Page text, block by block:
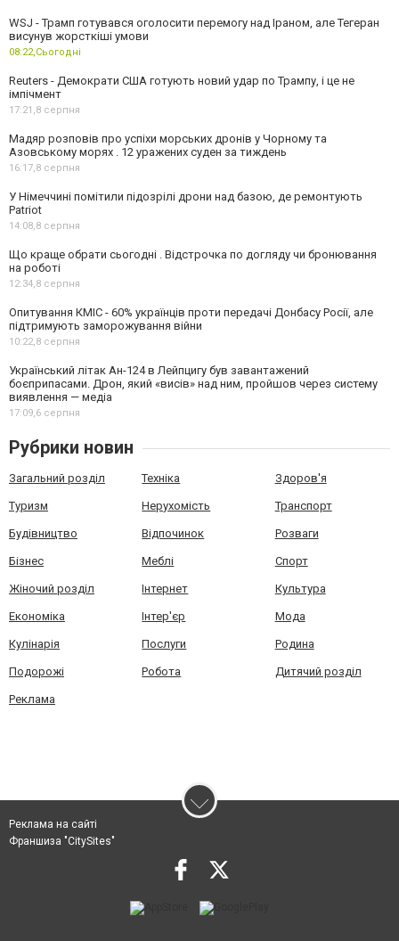
WSJ - Трамп готувався оголосити перемогу над Іраном, але Тегеран
висунув жорсткіші умови
08:22,Сьогодні
Reuters - Демократи США готують новий удар по Трампу, і це не
імпічмент
17:21,8 серпня
Мадяр розповів про успіхи морських дронів у Чорному та
Азовському морях . 12 уражених суден за тиждень
16:17,8 серпня
У Німеччині помітили підозрілі дрони над базою, де ремонтують
Patriot
14:08,8 серпня
Що краще обрати сьогодні . Відстрочка по догляду чи бронювання
на роботі
12:34,8 серпня
Опитування КМІС - 60% українців проти передачі Донбасу Росії, але
підтримують заморожування війни
10:22,8 серпня
Український літак Ан-124 в Лейпцигу був завантажений
боєприпасами. Дрон, який «висів» над ним, пройшов через систему
виявлення — медіа
17:09,6 серпня
Рубрики новин
Загальний розділ Техніка Здоров'я
Туризм Нерухомість Транспорт
Будівництво Відпочинок Розваги
Бізнес Меблі Спорт
Жіночий розділ Інтернет Культура
Економіка Інтер'єр Мода
Кулінарія Послуги Родина
Подорожі Робота Дитячий розділ
Реклама
Реклама на сайті
Франшиза "CitySites"